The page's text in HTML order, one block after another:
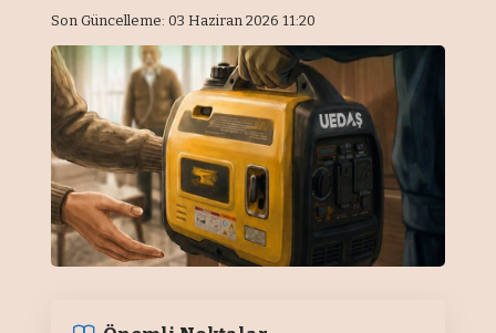
Son Güncelleme: 03 Haziran 2026 11:20